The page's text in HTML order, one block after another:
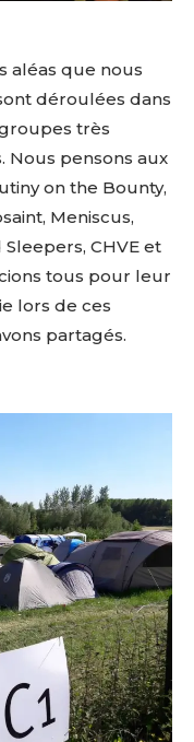
aléas que nous
déroulées dans
très
Nous pensons aux
on the Bounty,
Meniscus,
CHVE et
tous pour leur
lors de ces
partagés.